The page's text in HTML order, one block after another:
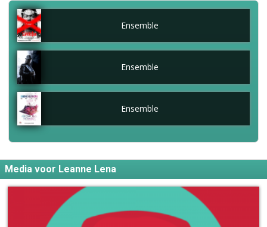
Ensemble
Ensemble
Ensemble
Media voor Leanne Lena